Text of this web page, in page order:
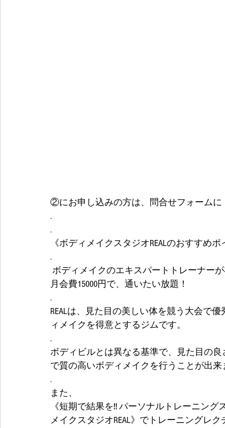
②にお申し込みの方は、問合せフォーム
.
.
《ボディメイクスタジオREALのおすすめ
.
ボディメイクのエキスパートトレーナー
月会費15000円で、通いたい放題！
.
REALは、見た目の美しい体を競う大会で
ィメイクを得意とするジムです。
.
ボディビルとは異なる基準で、見た目の
で質の高いボディメイクを行うことが出来
.
また、
《短期で結果を‼️ パーソナルトレーニン
メイクスタジオREAL》でトレーニングレ